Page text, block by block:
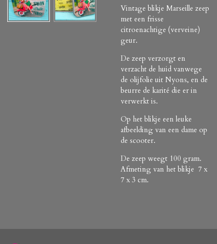
Vintage blikje Marseille zeep
met een frisse
citroenachtige (verveine)
geur.
De zeep verzorgt en
verzacht de huid vanwege
de olijfolie uit Nyons, en de
beurre de karité die er in
verwerkt is.
Op het blikje een leuke
afbeelding van een dame op
de scooter.
De zeep weegt 100 gram.
Afmeting van het blikje 7 x
7 x 3 cm.